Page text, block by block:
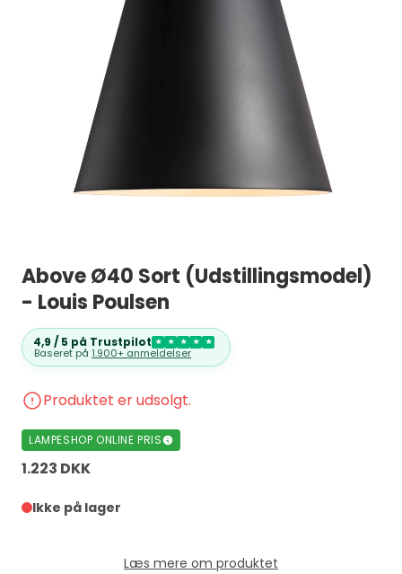
Above Ø40 Sort (Udstillingsmodel)
- Louis Poulsen
4,9 / 5 på Trustpilot ★ ★ ★ ★ ★
Baseret på 1.900+ anmeldelser
Produktet er udsolgt.
LAMPESHOP ONLINE PRIS
1.223 DKK
Ikke på lager
Læs mere om produktet